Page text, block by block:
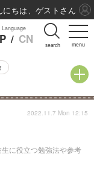
menu
Language
/ CN search
に役立つ勉強法や参考
2022.11.7 Mon 12:15
にちは、ゲストさん